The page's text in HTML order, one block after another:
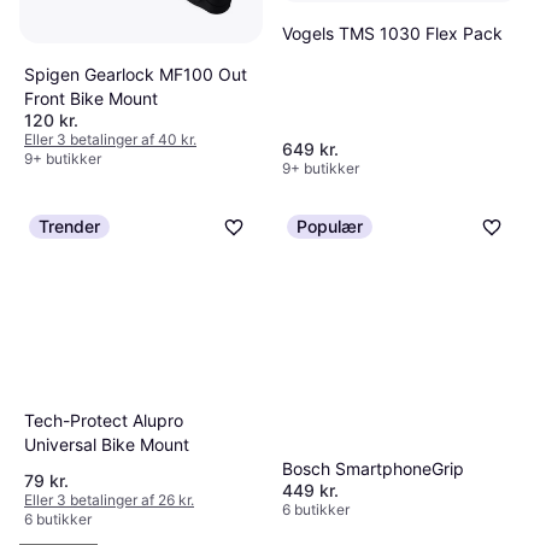
Spigen Gearlock MF100 Out
Front Bike Mount
120 kr.
Eller 3 betalinger af 40 kr.
9+ butikker
Vogels TMS 1030 Flex Pack
649 kr.
9+ butikker
Trender
Tech-Protect Alupro
Universal Bike Mount
79 kr.
Eller 3 betalinger af 26 kr.
6 butikker
Populær
Bosch SmartphoneGrip
449 kr.
6 butikker